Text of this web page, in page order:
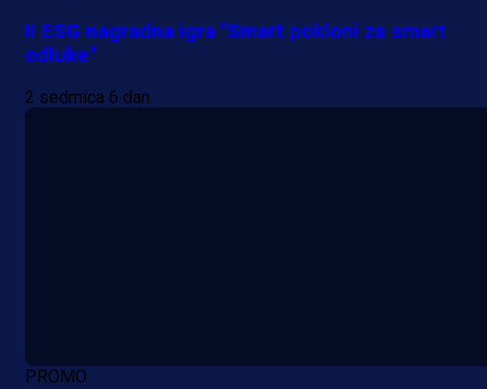
II ESG nagradna igra "Smart pokloni za smart
odluke"
2 sedmica 6 dan
PROMO